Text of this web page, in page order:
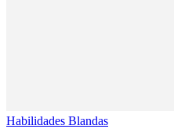
Habilidades Blandas